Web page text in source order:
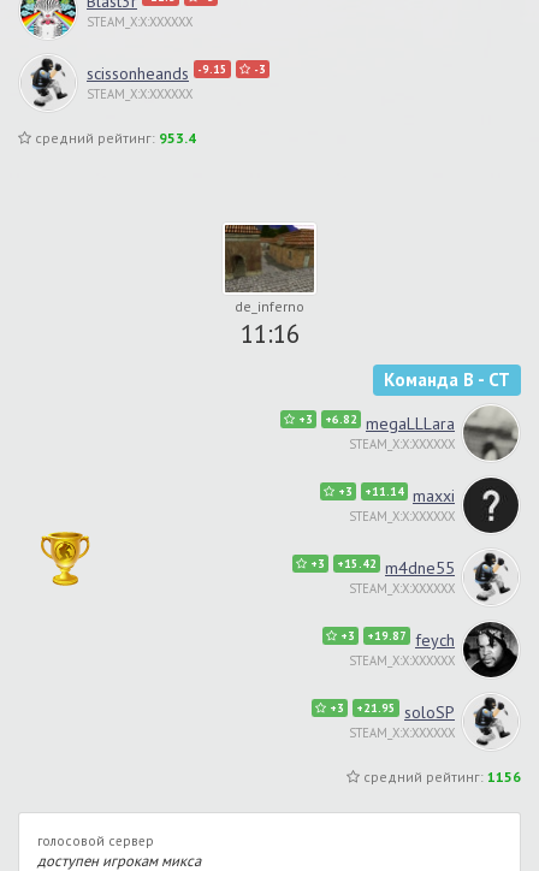
STEAM_X:X:XXXXXX
scissonheands -9.15 -3
STEAM_X:X:XXXXXX
средний рейтинг: 953.4
de_inferno
11:16
Команда B - CT
+3 +6.82 megaLLLara
STEAM_X:X:XXXXXX
+3 +11.14 maxxi
STEAM_X:X:XXXXXX
+3 +15.42 m4dne55
STEAM_X:X:XXXXXX
+3 +19.87 feych
STEAM_X:X:XXXXXX
+3 +21.95 soloSP
STEAM_X:X:XXXXXX
средний рейтинг: 1156
голосовой сервер
доступен игрокам микса